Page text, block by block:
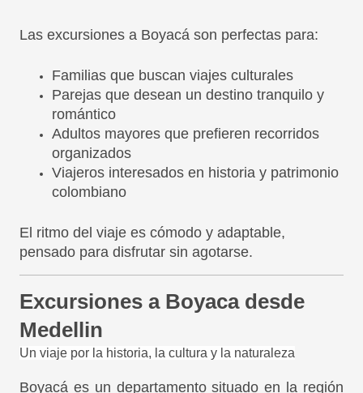
Las excursiones a Boyacá son perfectas para:
Familias que buscan viajes culturales
Parejas que desean un destino tranquilo y
romántico
Adultos mayores que prefieren recorridos
organizados
Viajeros interesados en historia y patrimonio
colombiano
El ritmo del viaje es cómodo y adaptable,
pensado para disfrutar sin agotarse.
Excursiones a Boyaca desde
Medellin
Un viaje por la historia, la cultura y la naturaleza
Boyacá es un departamento situado en la región